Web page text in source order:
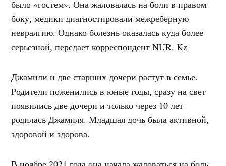
было «гостем». Она жаловалась на боли в правом
боку, медики диагностировали межреберную
невралгию. Однако болезнь оказалась куда более
серьезной, передает корреспондент NUR. Kz
Джамили и две старших дочери растут в семье.
Родители поженились в юные годы, сразу на свет
появились две дочери и только через 10 лет
родилась Джамиля. Младшая дочь была активной,
здоровой и здорова.